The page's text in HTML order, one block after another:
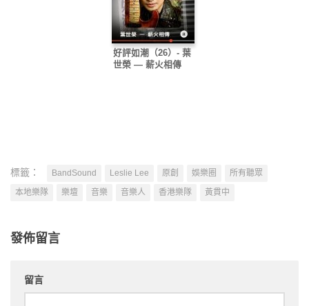
好評如潮（26）- 葉
世榮 — 薪火相傳
標籤： BandSound Leslie Lee 原創 娛樂圈
所有聽眾
本地樂隊
樂壇 音樂 音樂人 香港樂隊 黃貫中
發佈留言
留言